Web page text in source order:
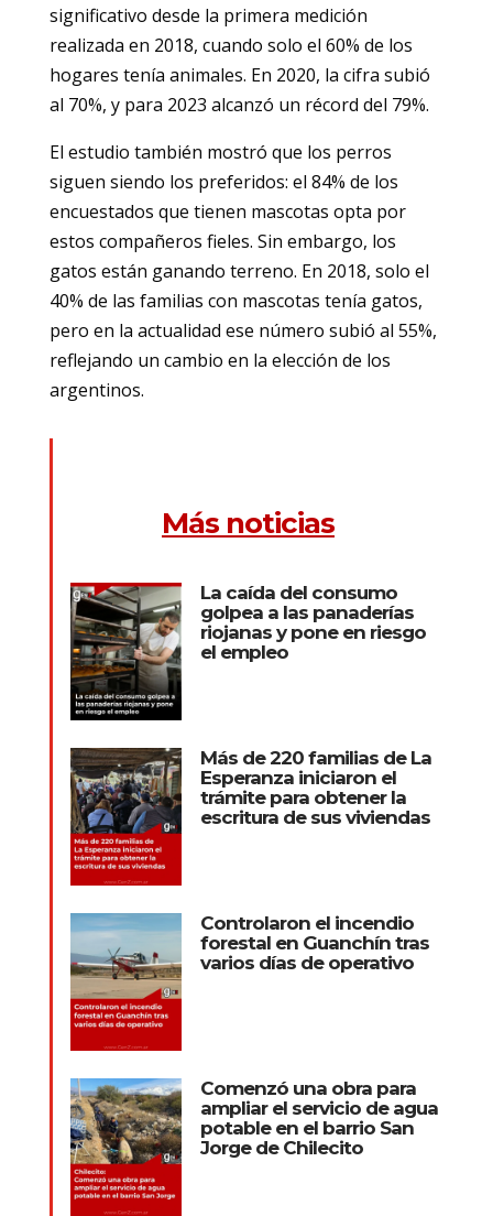
significativo desde la primera medición
realizada en 2018, cuando solo el 60% de los
hogares tenía animales. En 2020, la cifra subió
al 70%, y para 2023 alcanzó un récord del 79%.
El estudio también mostró que los perros
siguen siendo los preferidos: el 84% de los
encuestados que tienen mascotas opta por
estos compañeros fieles. Sin embargo, los
gatos están ganando terreno. En 2018, solo el
40% de las familias con mascotas tenía gatos,
pero en la actualidad ese número subió al 55%,
reflejando un cambio en la elección de los
argentinos.
Más noticias
La caída del consumo
golpea a las panaderías
riojanas y pone en riesgo
el empleo
Más de 220 familias de La
Esperanza iniciaron el
trámite para obtener la
escritura de sus viviendas
Controlaron el incendio
forestal en Guanchín tras
varios días de operativo
Comenzó una obra para
ampliar el servicio de agua
potable en el barrio San
Jorge de Chilecito